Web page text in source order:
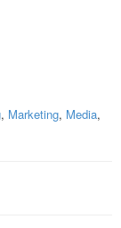
, Marketing, Media,